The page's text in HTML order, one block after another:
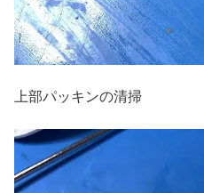
上部パッキンの清掃